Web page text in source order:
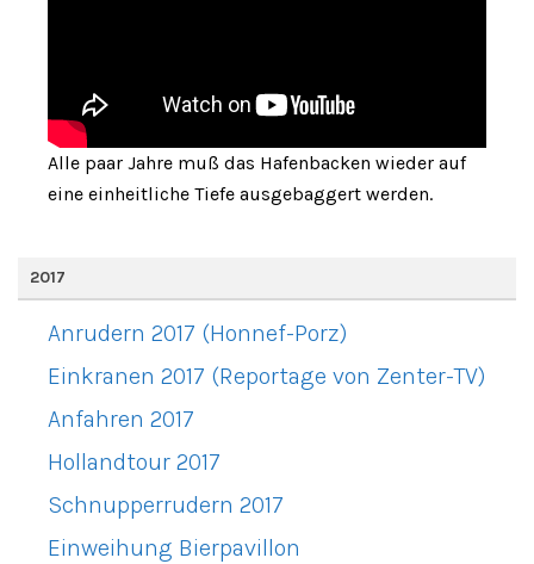
Alle paar Jahre muß das Hafenbacken wieder auf
eine einheitliche Tiefe ausgebaggert werden.
2017
Anrudern 2017 (Honnef-Porz)
Einkranen 2017 (Reportage von Zenter-TV)
Anfahren 2017
Hollandtour 2017
Schnupperrudern 2017
Einweihung Bierpavillon